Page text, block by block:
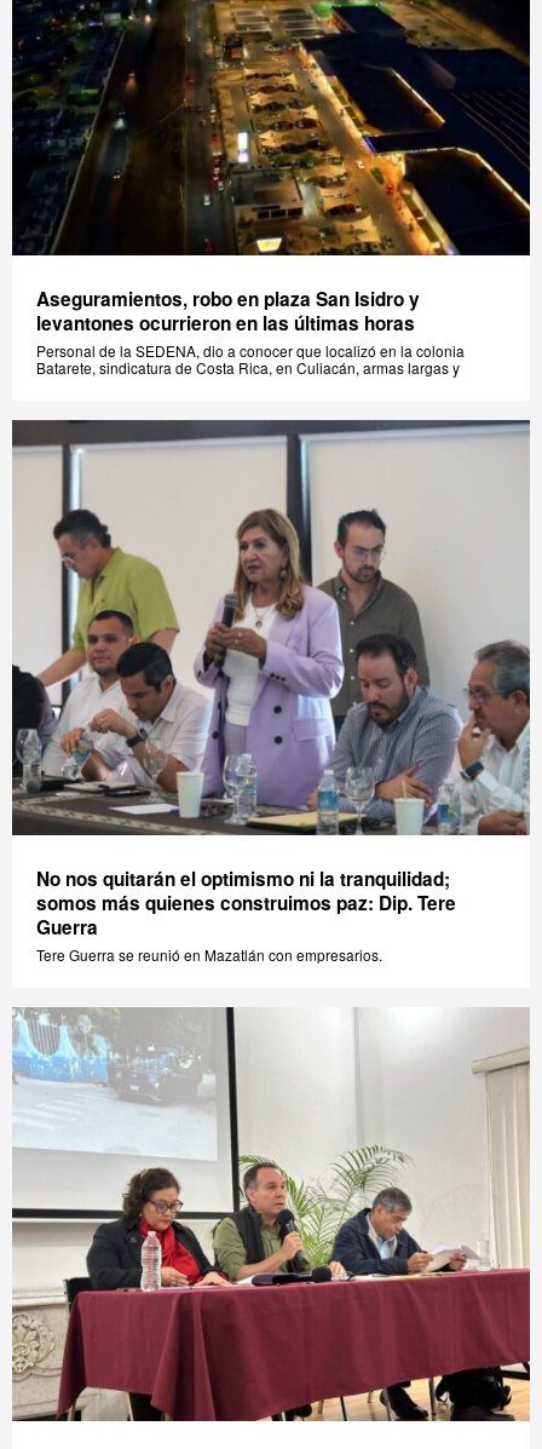
Aseguramientos, robo en plaza San Isidro y
levantones ocurrieron en las últimas horas
Personal de la SEDENA, dio a conocer que localizó en la colonia
Batarete, sindicatura de Costa Rica, en Culiacán, armas largas y
No nos quitarán el optimismo ni la tranquilidad;
somos más quienes construimos paz: Dip. Tere
Guerra
Tere Guerra se reunió en Mazatlán con empresarios.